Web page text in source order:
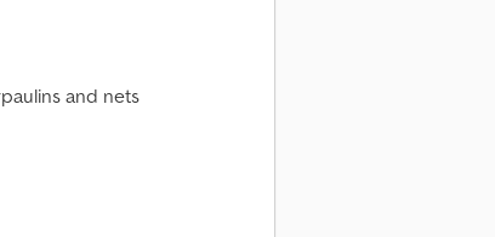
and nets